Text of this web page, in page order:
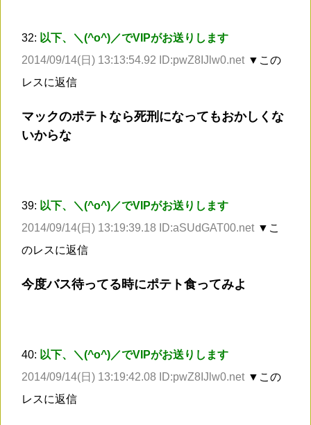
32: 以下、＼(^o^)／でVIPがお送りします
2014/09/14(日) 13:13:54.92 ID:pwZ8IJlw0.net ▼この
レスに返信
マックのポテトなら死刑になってもおかしくな
いからな
39: 以下、＼(^o^)／でVIPがお送りします
2014/09/14(日) 13:19:39.18 ID:aSUdGAT00.net ▼こ
のレスに返信
今度バス待ってる時にポテト食ってみよ
40: 以下、＼(^o^)／でVIPがお送りします
2014/09/14(日) 13:19:42.08 ID:pwZ8IJlw0.net ▼この
レスに返信